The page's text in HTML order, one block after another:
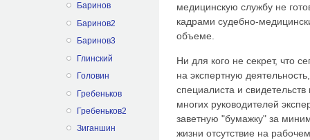
Баринов
Баринов2
Баринов3
Глинский
Головин
Гребеньков
Гребеньков2
Зиганшин
медицинскую службу не
кадрами судебно-
объеме.
Ни для кого не секрет, что
на экспертную
специалиста и
многих руководителей
заветную "бумажку" за
жизни отсутствие на